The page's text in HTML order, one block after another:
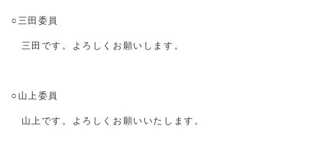
○三田委員
三田です。よろしくお願いします。
○山上委員
山上です。よろしくお願いいたします。